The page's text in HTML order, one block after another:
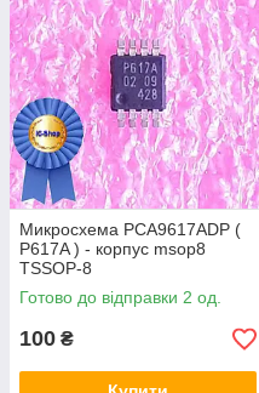
Микросхема PCA9617ADP (
P617A ) - корпус msop8
TSSOP-8
Готово до відправки 2 од.
100 ₴